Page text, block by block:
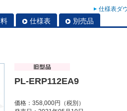
仕様表ダ
仕様表 別売品
PL-ERP112EA9
価格：358,000円（税別）